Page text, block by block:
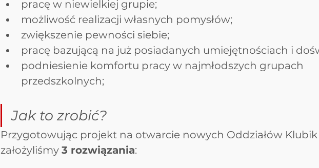
pracę w niewielkiej grupie;
możliwość realizacji własnych pomysłów;
zwiększenie pewności siebie;
pracę bazującą na już posiadanych umiejętnościach i
podniesienie komfortu pracy w najmłodszych grupach
przedszkolnych;
Jak to zrobić?
Przygotowując projekt na otwarcie nowych Oddziałów
założyliśmy 3 rozwiązania: